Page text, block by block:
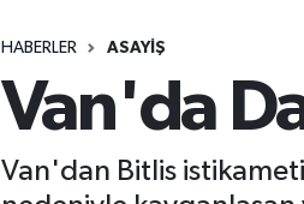
HABERLER ASAYIŞ
Van'da
Van'dan Bitlis